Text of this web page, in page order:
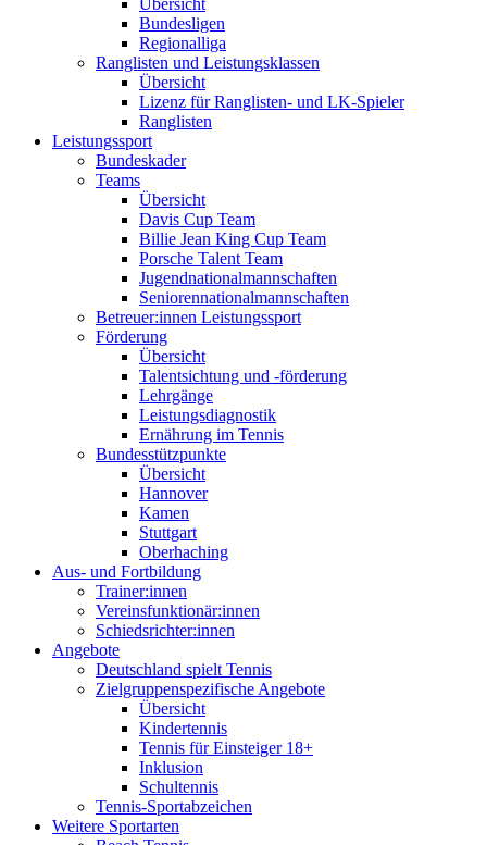
Übersicht
Bundesligen
Regionalliga
Ranglisten und Leistungsklassen
Übersicht
Lizenz für Ranglisten- und LK-Spieler
Ranglisten
Leistungssport
Bundeskader
Teams
Übersicht
Davis Cup Team
Billie Jean King Cup Team
Porsche Talent Team
Jugendnationalmannschaften
Seniorennationalmannschaften
Betreuer:innen Leistungssport
Förderung
Übersicht
Talentsichtung und -förderung
Lehrgänge
Leistungsdiagnostik
Ernährung im Tennis
Bundesstützpunkte
Übersicht
Hannover
Kamen
Stuttgart
Oberhaching
Aus- und Fortbildung
Trainer:innen
Vereinsfunktionär:innen
Schiedsrichter:innen
Angebote
Deutschland spielt Tennis
Zielgruppenspezifische Angebote
Übersicht
Kindertennis
Tennis für Einsteiger 18+
Inklusion
Schultennis
Tennis-Sportabzeichen
Weitere Sportarten